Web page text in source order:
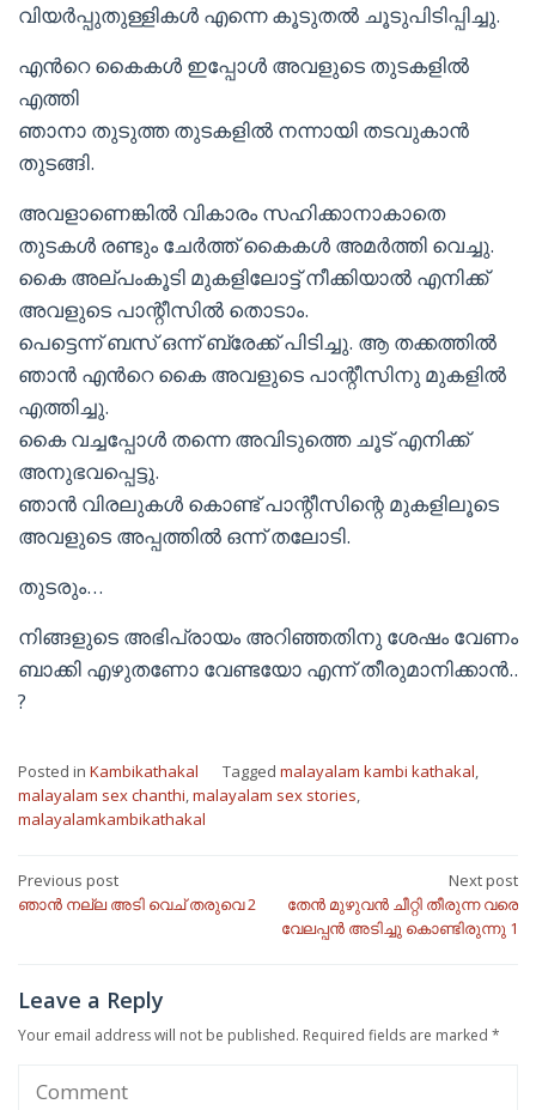
വിയർപ്പുതുള്ളികൾ എന്നെ കൂടുതൽ ചൂടുപിടിപ്പിച്ചു.
എൻറെ കൈകൾ ഇപ്പോൾ അവളുടെ തുടകളിൽ
എത്തി
ഞാനാ തുടുത്ത തുടകളിൽ നന്നായി തടവുകാൻ
തുടങ്ങി.
അവളാണെങ്കിൽ വികാരം സഹിക്കാനാകാതെ
തുടകൾ രണ്ടും ചേർത്ത് കൈകൾ അമർത്തി വെച്ചു.
കൈ അല്പംകൂടി മുകളിലോട്ട് നീക്കിയാൽ എനിക്ക്
അവളുടെ പാന്റീസിൽ തൊടാം.
പെട്ടെന്ന് ബസ് ഒന്ന് ബ്രേക്ക് പിടിച്ചു. ആ തക്കത്തിൽ
ഞാൻ എൻറെ കൈ അവളുടെ പാന്റീസിനു മുകളിൽ
എത്തിച്ചു.
കൈ വച്ചപ്പോൾ തന്നെ അവിടുത്തെ ചൂട് എനിക്ക്
അനുഭവപ്പെട്ടു.
ഞാൻ വിരലുകൾ കൊണ്ട് പാന്റീസിന്റെ മുകളിലൂടെ
അവളുടെ അപ്പത്തിൽ ഒന്ന് തലോടി.
തുടരും…
നിങ്ങളുടെ അഭിപ്രായം അറിഞ്ഞതിനു ശേഷം വേണം
ബാക്കി എഴുതണോ വേണ്ടയോ എന്ന് തീരുമാനിക്കാൻ..
?
Posted in Kambikathakal Tagged malayalam kambi kathakal,
malayalam sex chanthi,malayalam sex stories,
malayalamkambikathakal
Post
navigation
Previous post
ഞാൻ നല്ല അടി വെച് തരുവെ 2
Next post
തേൻ മുഴുവൻ ചീറ്റി തീരുന്ന വരെ
വേലപ്പൻ അടിച്ചു കൊണ്ടിരുന്നു 1
Leave a Reply
Your email address will not be published. Required fields are marked *